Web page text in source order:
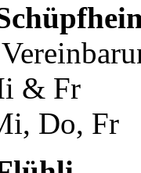
& Fr
Do, Fr